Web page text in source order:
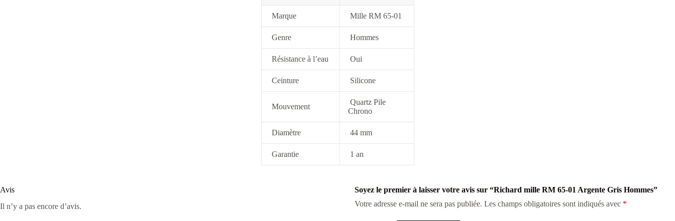
Marque Mille RM 65-01
Genre Hommes
Résistance à l’eau Oui
Ceinture Silicone
Mouvement
Quartz Pile
Chrono
Diamètre 44 mm
Garantie 1 an
Avis
Il n’y a pas encore d’avis.
Soyez le premier à laisser votre avis sur “Richard mille RM 65-01 Argente Gris Hommes”
Votre adresse e-mail ne sera pas publiée. Les champs obligatoires sont indiqués avec *